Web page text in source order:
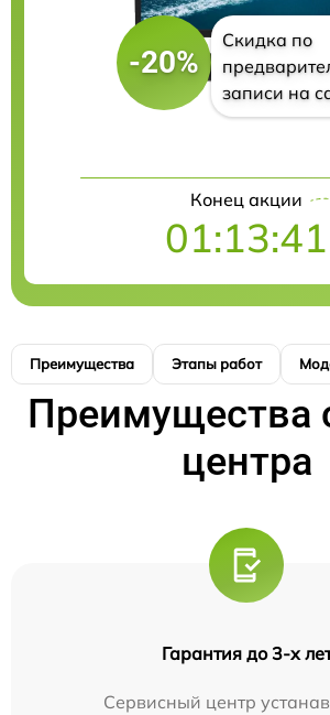
-20%
Скидка по
записи на
Конец акции
01:13:40
Преимущества Этапы работ
Преимущества
центра
Гарантия до 3-х
Сервисный центр